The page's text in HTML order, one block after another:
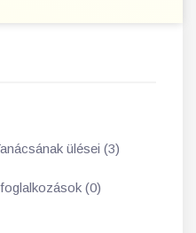
ülései (3)
(0)